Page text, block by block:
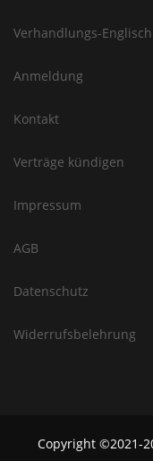
Verhandlungs-
Anmeldung
Kontakt
Verträge kündigen
Impressum
AGB
Datenschutz
Widerrufsbelehrung
Copyright ©2021-